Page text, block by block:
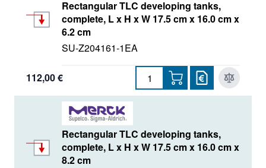
Rectangular TLC developing tanks,
complete, L x H x W 17.5 cm x 16.0 cm x
6.2 cm
SU-Z204161-1EA
112,00 €
Rectangular TLC developing tanks,
complete, L x H x W 17.5 cm x 16.0 cm x
8.2 cm